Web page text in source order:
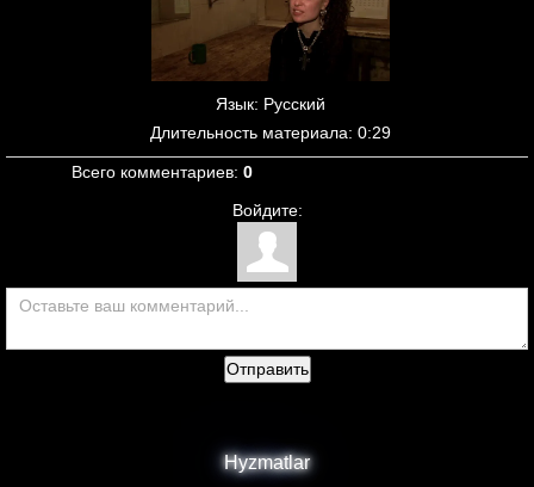
Язык: Русский
Длительность материала: 0:29
Всего комментариев: 0
Войдите:
Отправить
Hyzmatlar